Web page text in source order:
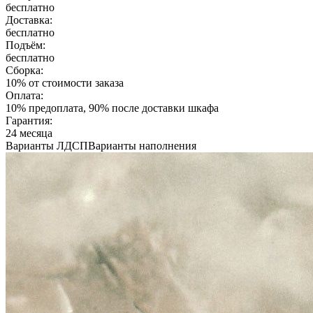
бесплатно
Доставка:
бесплатно
Подъём:
бесплатно
Сборка:
10% от стоимости заказа
Оплата:
10% предоплата, 90% после доставки шкафа
Гарантия:
24 месяца
Варианты ЛДСПВарианты наполнения